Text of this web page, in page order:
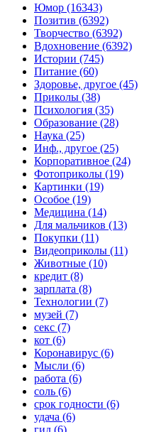
Юмор (16343)
Позитив (6392)
Творчество (6392)
Вдохновение (6392)
Истории (745)
Питание (60)
Здоровье, другое (45)
Приколы (38)
Психология (35)
Образование (28)
Наука (25)
Инф., другое (25)
Корпоративное (24)
Фотоприколы (19)
Картинки (19)
Особое (19)
Медицина (14)
Для мальчиков (13)
Покупки (11)
Видеоприколы (11)
Животные (10)
кредит (8)
зарплата (8)
Технологии (7)
музей (7)
секс (7)
кот (6)
Коронавирус (6)
Мысли (6)
работа (6)
соль (6)
срок годности (6)
удача (6)
гид (6)